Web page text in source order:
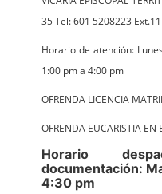
35 Tel: 601 5208223 Ext.11
Horario de atención:
1:00 pm a 4:00 pm
OFRENDA LICENCIA
OFRENDA EUCARISTIA
Horario
documentación:
4:30 pm